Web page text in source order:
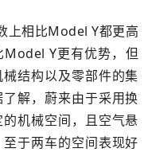
相比Model Y都更高
Y更有优势，但
结构以及零部件的集
解，蔚来由于采用换
机械空间，且空气悬
于两车的空间表现好